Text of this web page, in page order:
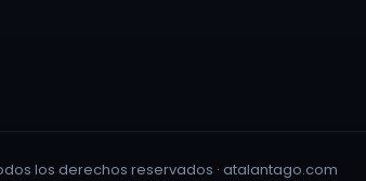
los derechos reservados · atalantago.com